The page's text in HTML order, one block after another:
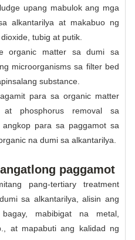
upang mabulok ang mga
alkantarilya at makabuo ng
tubig at putik.
matter sa dumi sa
microorganisms sa filter bed
substance.
para sa organic matter
at phosphorus removal sa
para sa paggamot sa
na dumi sa alkantarilya.
paggamot
pang-tertiary treatment
sa alkantarilya, alisin ang
mabibigat na metal,
at mapabuti ang kalidad ng